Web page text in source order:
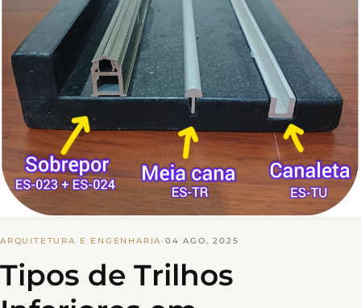
ARQUITETURA E ENGENHARIA·04 AGO, 2025
Tipos de Trilhos